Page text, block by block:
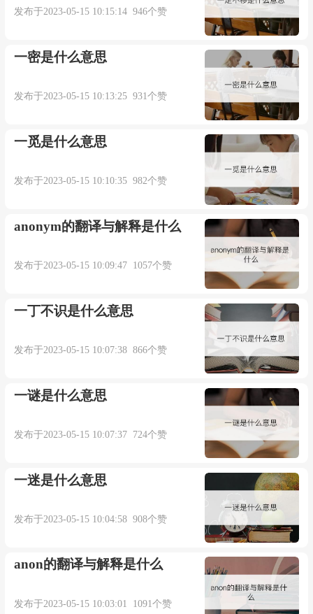
发布于2023-05-15 10:15:14 946个赞
一密是什么意思
发布于2023-05-15 10:13:25 931个赞
一觅是什么意思
发布于2023-05-15 10:10:35 982个赞
anonym的翻译与解释是什么
发布于2023-05-15 10:09:47 1057个赞
一丁不识是什么意思
发布于2023-05-15 10:07:38 866个赞
一谜是什么意思
发布于2023-05-15 10:07:37 724个赞
一迷是什么意思
发布于2023-05-15 10:04:58 908个赞
anon的翻译与解释是什么
发布于2023-05-15 10:03:01 1091个赞